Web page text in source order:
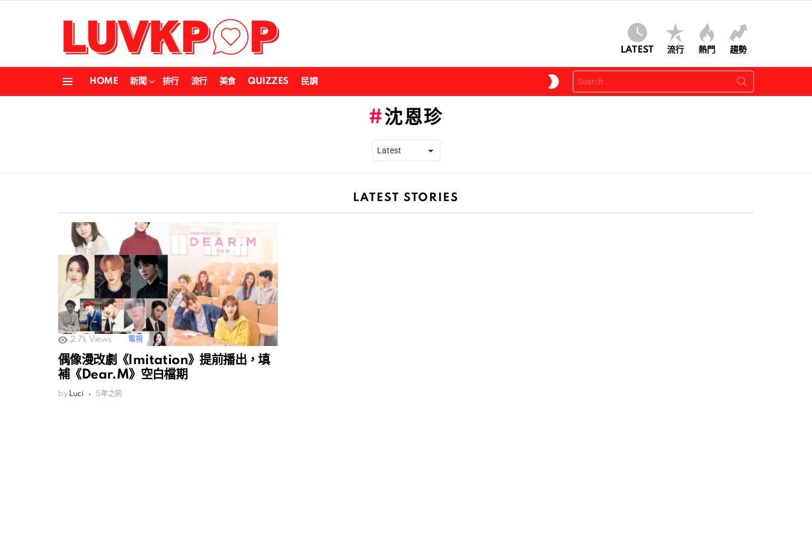
LATEST 流行 熱門 趨勢
HOME 新聞 排行 流行 美食 QUIZZES 民調
SKIN
Search
for:
沈恩珍
LATEST STORIES
2.7k Views 電視
偶像漫改劇《Imitation》提前播出，填
補《Dear.M》空白檔期
by Luci 5年之前